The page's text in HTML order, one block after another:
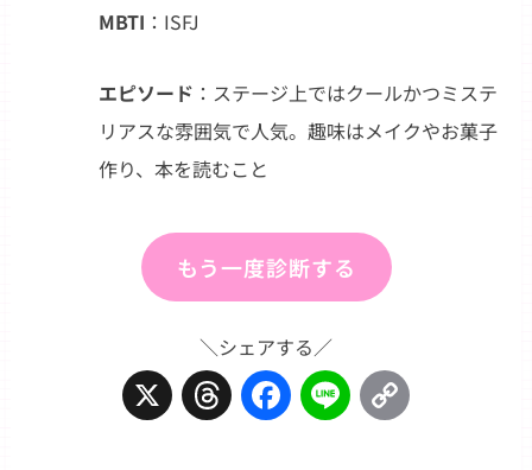
MBTI ：ISFJ
エピソード ：ステージ上ではクールかつミステ
リアスな雰囲気で人気。趣味はメイクやお菓子
作り、本を読むこと
もう一度診断する
＼シェアする／
X
ThreadsFacebook
Line